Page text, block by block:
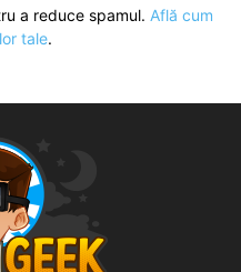
a reduce spamul. Află cum
tale.